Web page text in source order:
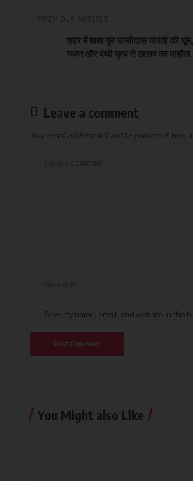
शहर में बाबा गुरु घासीदास जयंती की
भजन और पंथी नृत्य से उत्सव का माहौल
Leave a comment
Your email address will not be published.
Save my name, email, and website in this
You Might also Like